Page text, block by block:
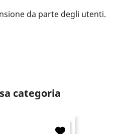
da parte degli utenti.
categoria